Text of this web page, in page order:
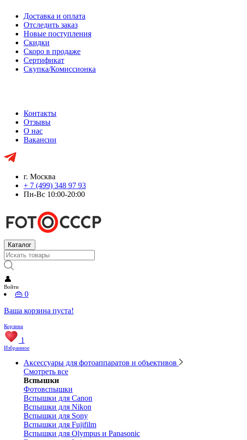
Доставка и оплата
Отследить заказ
Новые поступления
Скидки
Скоро в продаже
Сертификат
Скупка/Комиссионка
Контакты
Отзывы
О нас
Вакансии
г. Москва
+ 7 (499) 348 97 93
Пн-Вс 10:00-20:00
Каталог
👤
Войти
👜 0
Ваша корзина пуста!
Корзина
1
Избранное
Аксессуары для фотоаппаратов и объективов
Смотреть все
Вспышки
Фотовспышки
Вспышки для Canon
Вспышки для Nikon
Вспышки для Sony
Вспышки для Fujifilm
Вспышки для Olympus и Panasonic